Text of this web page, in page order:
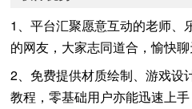
1、平台汇聚愿意互动的老师、
的网友，大家志同道合，愉快聊
2、免费提供材质绘制、游戏设
教程，零基础用户亦能迅速上手